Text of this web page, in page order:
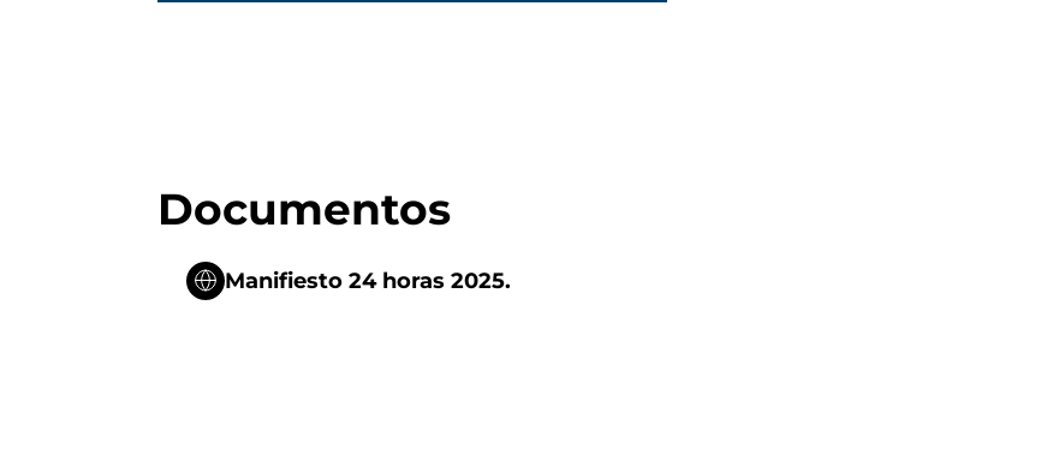
Documentos
Manifiesto 24 horas 2025.